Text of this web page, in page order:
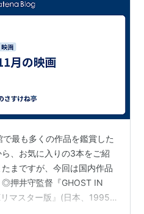
最も多くの作品を鑑賞した
、お気に入りの3本をご紹
まですが、今回は国内作品
押井守監督『GHOST IN
マスター版』(日本、1995)